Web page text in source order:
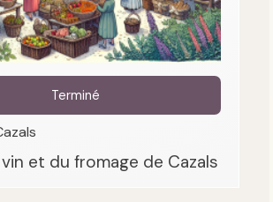
Terminé
et du fromage de Cazals